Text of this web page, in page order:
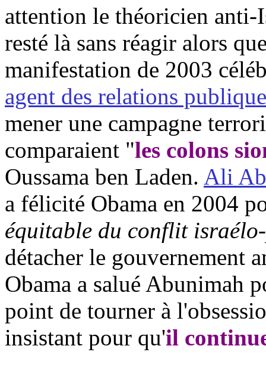
attention le théoricien
resté là sans réagir alors
manifestation de 2003
agent des relations
mener une campagne
comparaient "les colons
Oussama ben Laden. Ali
a félicité Obama en 2004
équitable du conflit
détacher le gouvernement
Obama a salué Abunimah
point de tourner à
insistant pour qu'il